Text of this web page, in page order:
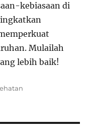
kebiasaan di
Mulailah
lebih baik!